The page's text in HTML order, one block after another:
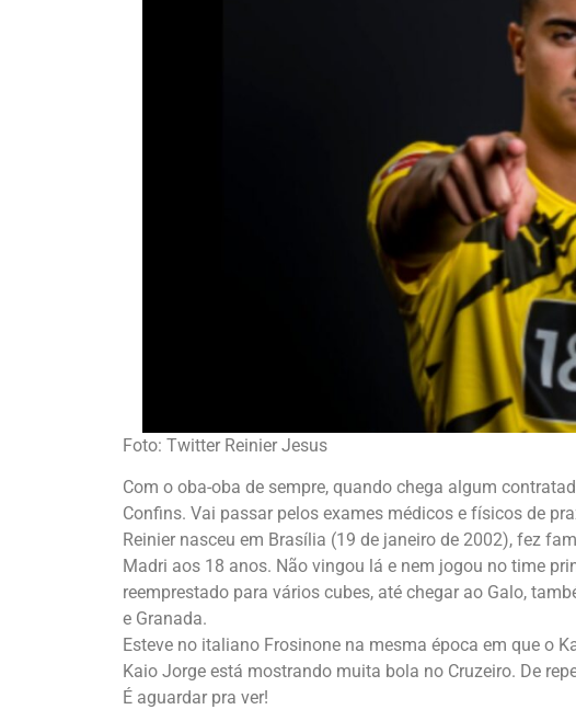
Foto: Twitter Reinier Jesus
Com o oba-oba de sempre, quando chega algum
Confins. Vai passar pelos exames médicos e físicos de
Reinier nasceu em Brasília (19 de janeiro de 2002), fez
Madri aos 18 anos. Não vingou lá e nem jogou no time
reemprestado para vários cubes, até chegar ao Galo,
e Granada.
Esteve no italiano Frosinone na mesma época em que o
Kaio Jorge está mostrando muita bola no Cruzeiro. De
É aguardar pra ver!